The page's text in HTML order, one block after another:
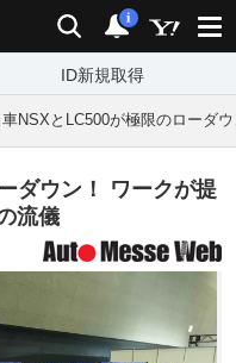
検索 通知
i
ID新規取得
NSXとLC500が極限のローダ
ダウン！ ワークが提
流儀